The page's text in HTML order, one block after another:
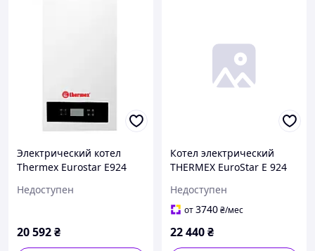
Электрический котел
Thermex Eurostar E924
Недоступен
20 592₴
Котел электрический
THERMEX EuroStar E 924
Недоступен
от3740₴/мес
22 440₴